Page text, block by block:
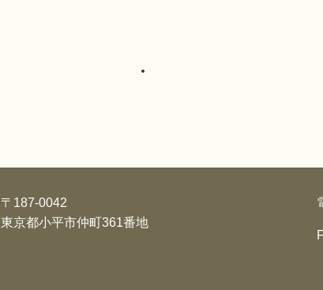
〒187-0042
東京都小平市仲町361番地